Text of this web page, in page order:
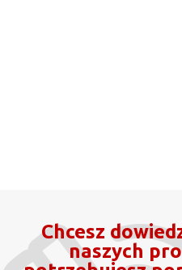
Chcesz
naszych